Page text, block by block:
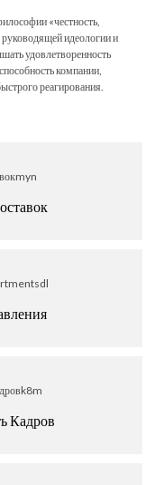
«честность,
идеологии и
удовлетворенность
компании,
реагирования.
Кадров